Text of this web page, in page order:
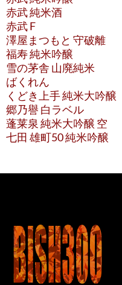
赤武 純米酒
赤武 F
澤屋まつもと 守破離
福寿 純米吟醸
雪の茅舎 山廃純米
ばくれん
くどき上手 純米大吟醸
郷乃譽 白ラベル
蓬莱泉 純米大吟醸 空
七田 雄町50 純米吟醸